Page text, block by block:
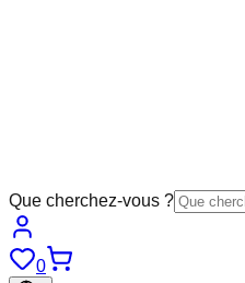
Que cherchez-vous ?
0